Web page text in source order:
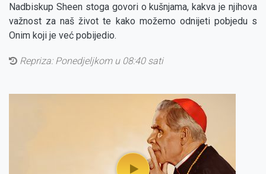
Nadbiskup Sheen stoga govori o kušnjama, kakva je njihova
važnost za naš život te kako možemo odnijeti pobjedu s
Onim koji je već pobijedio.
Repriza: Ponedjeljkom u 08:40 sati